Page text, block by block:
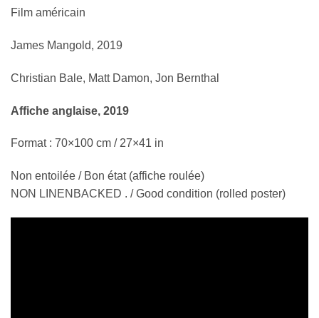
Film américain
James Mangold, 2019
Christian Bale, Matt Damon, Jon Bernthal
Affiche anglaise, 2019
Format : 70×100 cm / 27×41 in
Non entoilée / Bon état (affiche roulée)
NON LINENBACKED . / Good condition (rolled poster)